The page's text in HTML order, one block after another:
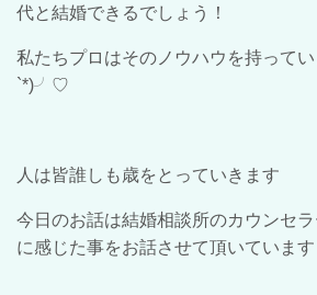
代と結婚できるでしょう！
私たちプロはそのノウハウを持ってい
`*)╯♡
人は皆誰しも歳をとっていきます
今日のお話は結婚相談所のカウンセ
に感じた事をお話させて頂いてい ます